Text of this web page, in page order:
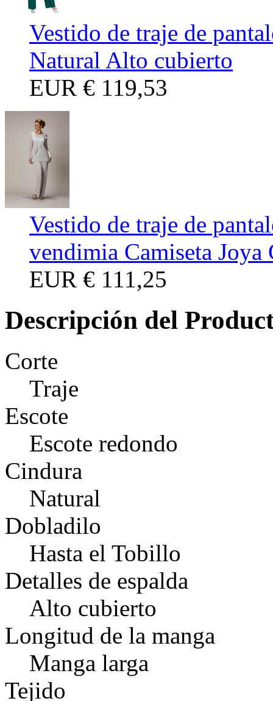
Vestido de traje de
Natural Alto cubierto
EUR € 119,53
Vestido de traje de
vendimia Camiseta Joya
EUR € 111,25
Descripción del
Corte
Traje
Escote
Escote redondo
Cindura
Natural
Dobladilo
Hasta el Tobillo
Detalles de espalda
Alto cubierto
Longitud de la manga
Manga larga
Tejido